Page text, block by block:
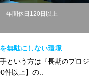
年間休日120日以上
無駄にしない環境
という方は『長期のプロジ
以上】の...